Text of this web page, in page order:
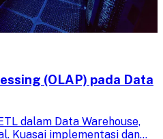
(OLAP) pada Data
dalam Data Warehouse,
Kuasai implementasi dan